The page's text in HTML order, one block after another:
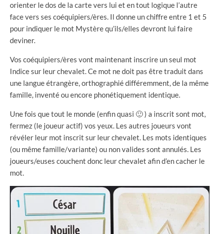
orienter le dos de la carte vers lui et en tout logique l’autre
face vers ses coéquipiers/ères. Il donne un chiffre entre 1 et 5
pour indiquer le mot Mystère qu’ils/elles devront lui faire
deviner.
Vos coéquipiers/ères vont maintenant inscrire un seul mot
Indice sur leur chevalet. Ce mot ne doit pas être traduit dans
une langue étrangère, orthographié différemment, de la même
famille, inventé ou encore phonétiquement identique.
Une fois que tout le monde (enfin quasi 🙂 ) a inscrit sont mot,
fermez (le joueur actif) vos yeux. Les autres joueurs vont
révéler leur mot inscrit sur leur chevalet. Les mots identiques
(ou même famille/variante) ou non valides sont annulés. Les
joueurs/euses couchent donc leur chevalet afin d’en cacher le
mot.